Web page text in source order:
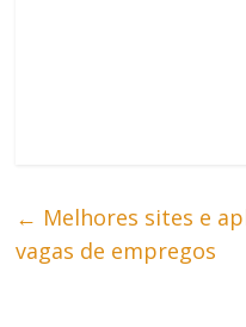
← Melhores sites e
vagas de empregos